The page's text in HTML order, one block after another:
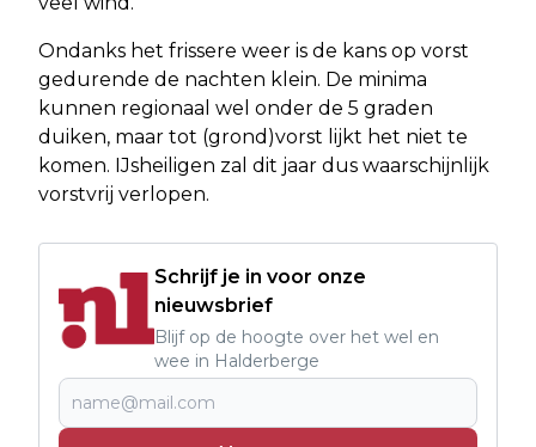
Ondanks het frissere weer is de kans op vorst
gedurende de nachten klein. De minima
kunnen regionaal wel onder de 5 graden
duiken, maar tot (grond)vorst lijkt het niet te
komen. IJsheiligen zal dit jaar dus waarschijnlijk
vorstvrij verlopen.
Schrijf je in voor onze
nieuwsbrief
Blijf op de hoogte over het wel en
wee in Halderberge